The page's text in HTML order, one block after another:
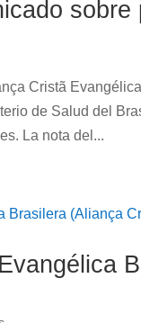
Cristã
de Salud del
La nota del...